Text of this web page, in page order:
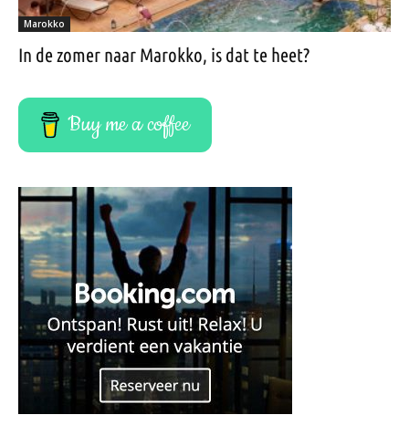
Marokko
In de zomer naar Marokko, is dat te heet?
Buy me a coffee